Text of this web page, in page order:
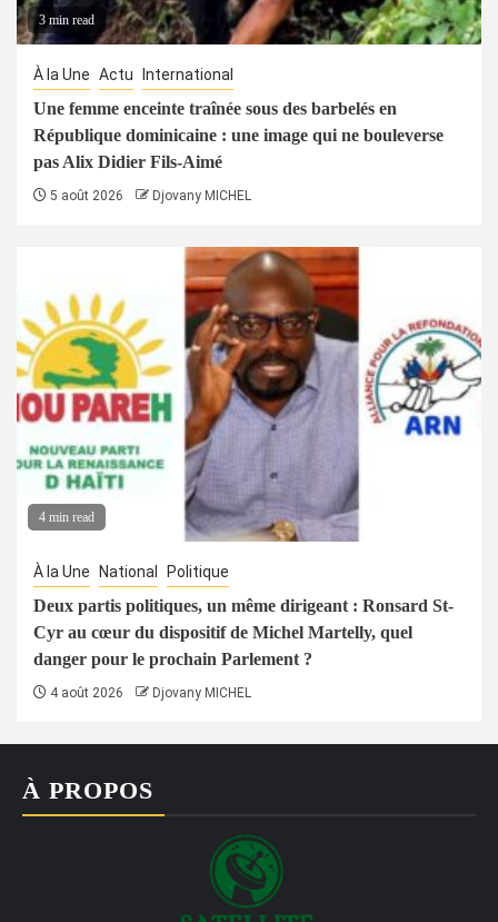
3 min read
À la Une Actu International
Une femme enceinte traînée sous des barbelés en
République dominicaine : une image qui ne bouleverse
pas Alix Didier Fils-Aimé
5 août 2026 Djovany MICHEL
4 min read
À la Une National Politique
Deux partis politiques, un même dirigeant : Ronsard St-
Cyr au cœur du dispositif de Michel Martelly, quel
danger pour le prochain Parlement ?
4 août 2026 Djovany MICHEL
À PROPOS